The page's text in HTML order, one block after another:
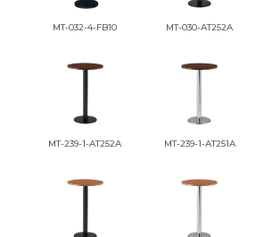
MT-032-4-FB10 MT-030-AT252A
MT-239-1-AT252A MT-239-1-AT251A